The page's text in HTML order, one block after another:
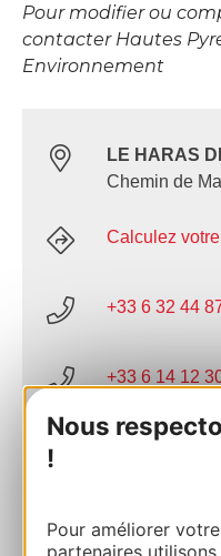
Nous
!
Pour améliorer
Pour modifier ou
contacter Hautes
Environnement
LE HARAS
Chemin de
Calculez
+33 6 32 44
+33 6 14 12
E-mail
AU CARNET